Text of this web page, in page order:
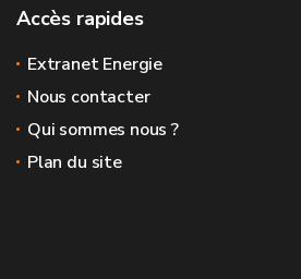
Accès rapides
Extranet Energie
Nous contacter
Qui sommes nous ?
Plan du site